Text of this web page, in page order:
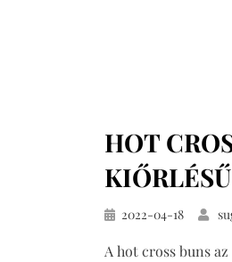
HOT
Közzétéve
2022-04-18
A hot cross buns